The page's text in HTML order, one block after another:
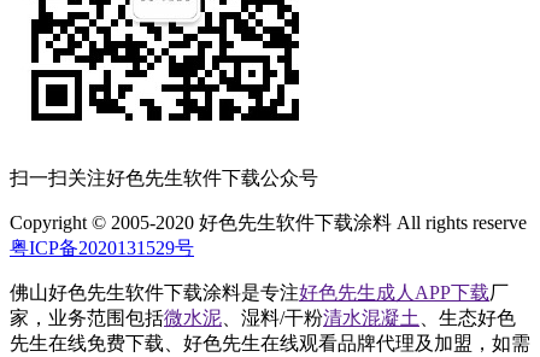
扫一扫关注好色先生软件下载公众号
Copyright © 2005-2020 好色先生软件下载涂料 All rights reserve
粤ICP备2020131529号
佛山好色先生软件下载涂料是专注好色先生成人APP下载厂
家，业务范围包括微水泥 、湿料/干粉清水混凝土
、生态好色
先生在线免费下载、好色先生在线观看品牌代理及加盟，如需